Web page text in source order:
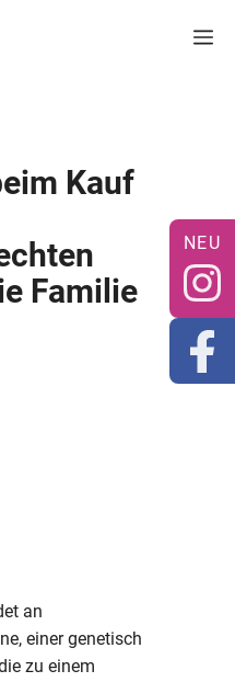
Kauf
Familie
an
einer genetisch
zu einem